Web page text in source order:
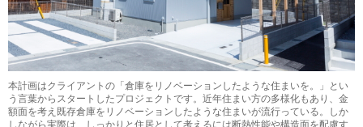
本計画はクライアントの「倉庫をリノベーションしたような住まいを。」とい
う言葉からスタートしたプロジェクトです。近年住まい方の多様化もあり、金
額面を考え既存倉庫をリノベーションしたような住まいが流行っている。しか
しながら実際は、しっかりと住居として考えるには断熱性能や構造面を配慮す